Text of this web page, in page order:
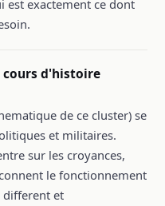
est exactement ce dont
cours d'histoire
de ce cluster) se
et militaires.
sur les croyances,
le fonctionnement
different et